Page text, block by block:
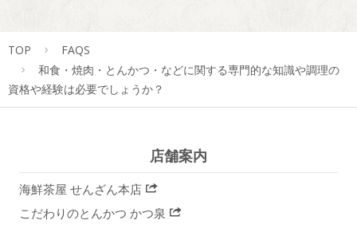
TOP
FAQS
和食・焼肉・とんかつ・などに関する専門的な知識や調理の
資格や経験は必要でしょうか？
店舗案内
海鮮茶屋 せんざん本店
こだわりのとんかつ かつ泉